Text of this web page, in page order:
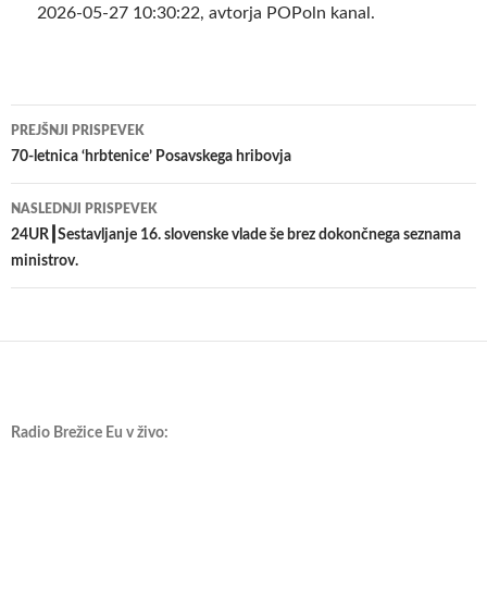
2026-05-27 10:30:22, avtorja POPoln kanal.
Krmarjenje
po
prispevkih
PREJŠNJI PRISPEVEK
70-letnica ‘hrbtenice’ Posavskega hribovja
NASLEDNJI PRISPEVEK
24UR┃Sestavljanje 16. slovenske vlade še brez dokončnega seznama
ministrov.
Radio Brežice Eu v živo: